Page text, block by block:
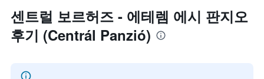
센트럴 보르허즈 - 에테렘 에시 판지오
후기 (Centrál Panzió)